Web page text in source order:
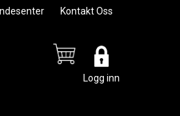
Kontakt Oss
Logg inn